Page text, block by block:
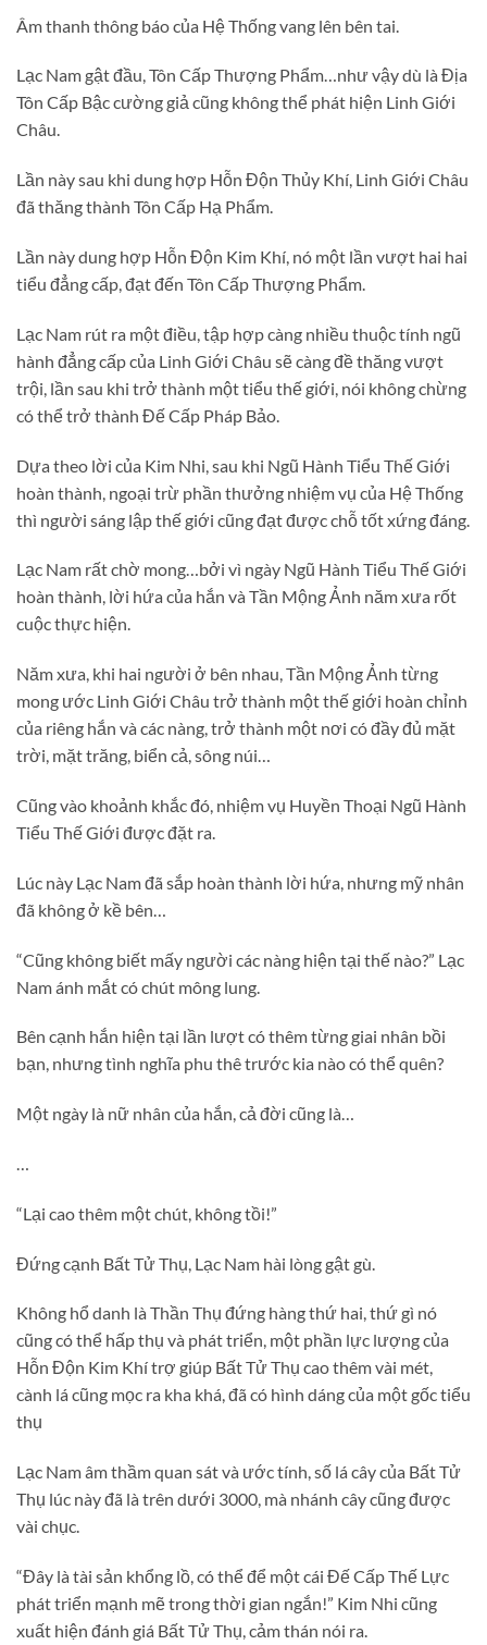
Âm thanh thông báo của Hệ Thống vang lên bên tai.
Lạc Nam gật đầu, Tôn Cấp Thượng Phẩm…như vậy dù là Địa
Tôn Cấp Bậc cường giả cũng không thể phát hiện Linh Giới
Châu.
Lần này sau khi dung hợp Hỗn Độn Thủy Khí, Linh Giới Châu
đã thăng thành Tôn Cấp Hạ Phẩm.
Lần này dung hợp Hỗn Độn Kim Khí, nó một lần vượt hai hai
tiểu đẳng cấp, đạt đến Tôn Cấp Thượng Phẩm.
Lạc Nam rút ra một điều, tập hợp càng nhiều thuộc tính ngũ
hành đẳng cấp của Linh Giới Châu sẽ càng đề thăng vượt
trội, lần sau khi trở thành một tiểu thế giới, nói không chừng
có thể trở thành Đế Cấp Pháp Bảo.
Dựa theo lời của Kim Nhi, sau khi Ngũ Hành Tiểu Thế Giới
hoàn thành, ngoại trừ phần thưởng nhiệm vụ của Hệ Thống
thì người sáng lập thế giới cũng đạt được chỗ tốt xứng đáng.
Lạc Nam rất chờ mong…bởi vì ngày Ngũ Hành Tiểu Thế Giới
hoàn thành, lời hứa của hắn và Tần Mộng Ảnh năm xưa rốt
cuộc thực hiện.
Năm xưa, khi hai người ở bên nhau, Tần Mộng Ảnh từng
mong ước Linh Giới Châu trở thành một thế giới hoàn chỉnh
của riêng hắn và các nàng, trở thành một nơi có đầy đủ mặt
trời, mặt trăng, biển cả, sông núi…
Cũng vào khoảnh khắc đó, nhiệm vụ Huyền Thoại Ngũ Hành
Tiểu Thế Giới được đặt ra.
Lúc này Lạc Nam đã sắp hoàn thành lời hứa, nhưng mỹ nhân
đã không ở kề bên…
“Cũng không biết mấy người các nàng hiện tại thế nào?” Lạc
Nam ánh mắt có chút mông lung.
Bên cạnh hắn hiện tại lần lượt có thêm từng giai nhân bồi
bạn, nhưng tình nghĩa phu thê trước kia nào có thể quên?
Một ngày là nữ nhân của hắn, cả đời cũng là…
…
“Lại cao thêm một chút, không tồi!”
Đứng cạnh Bất Tử Thụ, Lạc Nam hài lòng gật gù.
Không hổ danh là Thần Thụ đứng hàng thứ hai, thứ gì nó
cũng có thể hấp thụ và phát triển, một phần lực lượng của
Hỗn Độn Kim Khí trợ giúp Bất Tử Thụ cao thêm vài mét,
cành lá cũng mọc ra kha khá, đã có hình dáng của một gốc tiểu
thụ
Lạc Nam âm thầm quan sát và ước tính, số lá cây của Bất Tử
Thụ lúc này đã là trên dưới 3000, mà nhánh cây cũng được
vài chục.
“Đây là tài sản khổng lồ, có thể để một cái Đế Cấp Thế Lực
phát triển mạnh mẽ trong thời gian ngắn!” Kim Nhi cũng
xuất hiện đánh giá Bất Tử Thụ, cảm thán nói ra.